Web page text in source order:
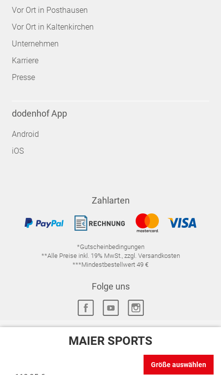
MAIER SPORTS
Größe auswählen
Vor Ort in Posthausen
Vor Ort in Kaltenkirchen
Unternehmen
Karriere
Presse
dodenhof App
Android
iOS
Zahlarten
*Gutscheinbedingungen
**Alle Preise inkl. 19% MwSt., zzgl. Versandkosten
***Mindestbestellwert 49 €
Folge uns
DATENSCHUTZ-EINSTELLUNGEN
WIDERRUFSRECHT